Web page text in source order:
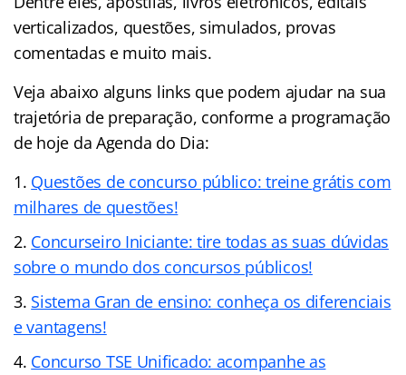
verticalizados, questões, simulados, provas
comentadas e muito mais.
Veja abaixo alguns links que podem ajudar na sua
trajetória de preparação, conforme a programação
de hoje da Agenda do Dia:
Questões de concurso público: treine grátis com
milhares de questões!
Concurseiro Iniciante: tire todas as suas dúvidas
sobre o mundo dos concursos públicos!
Sistema Gran de ensino: conheça os diferenciais
e vantagens!
Concurso TSE Unificado: acompanhe as